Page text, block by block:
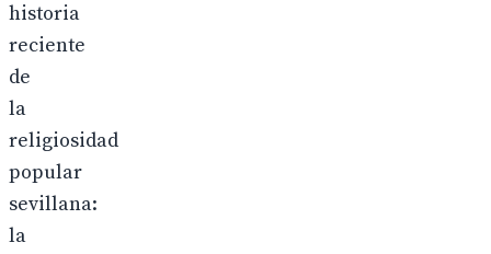
historia
reciente
de
la
religiosidad
popular
sevillana:
la